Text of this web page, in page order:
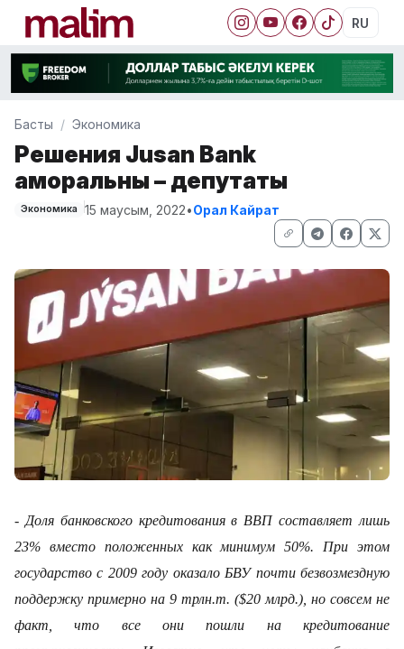
RU
Басты Экономика
Решения Jusan Bank
аморальны – депутаты
Экономика 15 маусым, 2022•Орал Кайрат
- Доля банковского кредитования в ВВП составляет лишь
23% вместо положенных как минимум 50%. При этом
государство с 2009 году оказало БВУ почти безвозмездную
поддержку примерно на 9 трлн.т. ($20 млрд.), но совсем не
факт, что все они пошли на кредитование